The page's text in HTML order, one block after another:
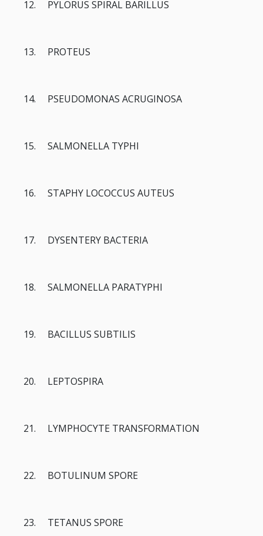
12. PYLORUS SPIRAL BARILLUS
13. PROTEUS
14. PSEUDOMONAS ACRUGINOSA
15. SALMONELLA TYPHI
16. STAPHY LOCOCCUS AUTEUS
17. DYSENTERY BACTERIA
18. SALMONELLA PARATYPHI
19. BACILLUS SUBTILIS
20. LEPTOSPIRA
21. LYMPHOCYTE TRANSFORMATION
22. BOTULINUM SPORE
23. TETANUS SPORE